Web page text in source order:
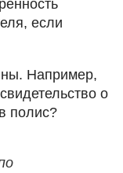
если
Например,
о
полис?